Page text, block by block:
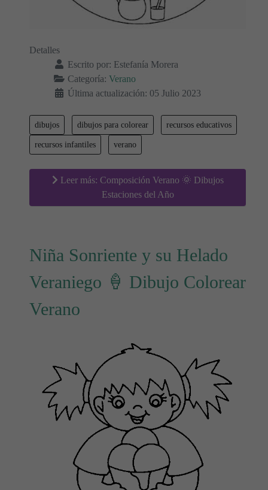
Detalles
Escrito por: Estefanía Morera
Categoría: Verano
Última actualización: 05 Julio 2023
dibujos dibujos para colorear recursos educativos
recursos infantiles verano
Leer más: Composición Verano 🌞 Dibujos
Estaciones del Año
Niña Sonriente y su Helado
Veraniego 🍦 Dibujo Colorear
Verano